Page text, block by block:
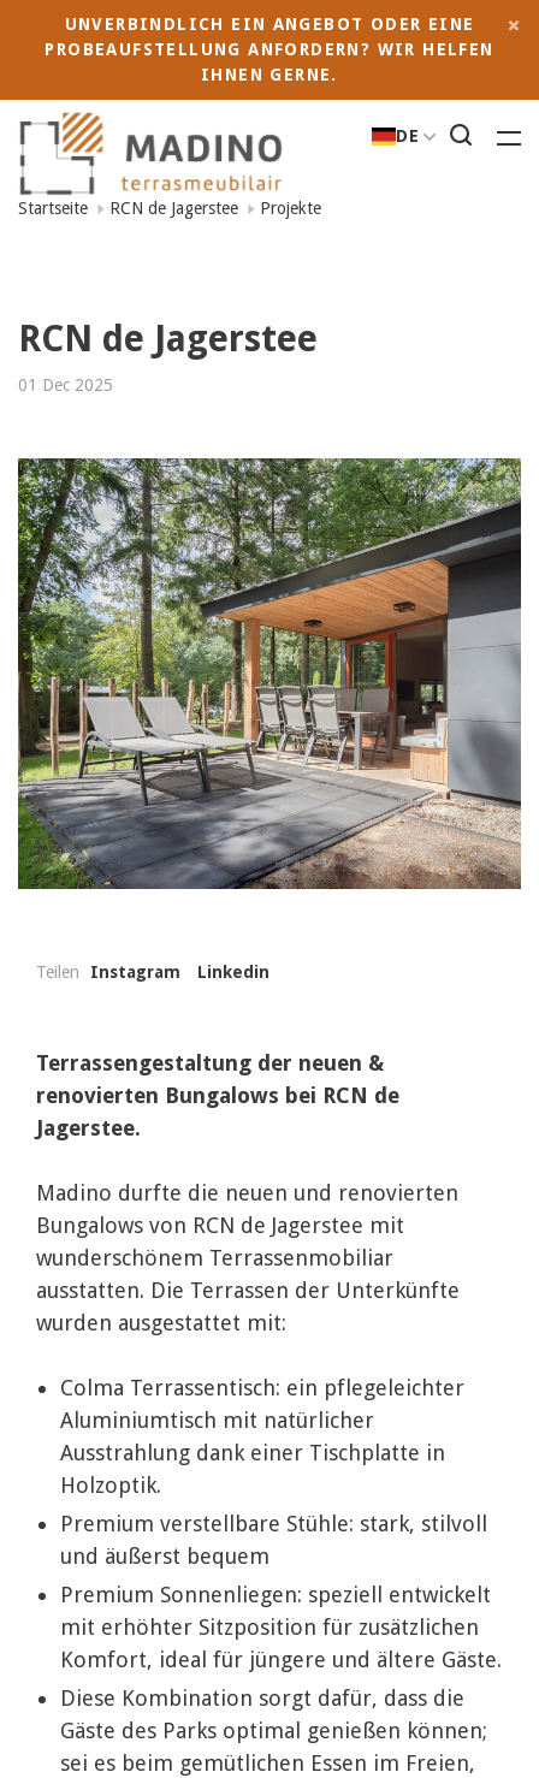
UNVERBINDLICH EIN ANGEBOT ODER EINE
PROBEAUFSTELLUNG ANFORDERN? WIR HELFEN
IHNEN GERNE.
DE
Startseite RCN de Jagerstee Projekte
RCN de Jagerstee
01 Dec 2025
Teilen Instagram Linkedin
Terrassengestaltung der neuen &
renovierten Bungalows bei RCN de
Jagerstee.
Madino durfte die neuen und renovierten
Bungalows von RCN de Jagerstee mit
wunderschönem Terrassenmobiliar
ausstatten. Die Terrassen der Unterkünfte
wurden ausgestattet mit:
Colma Terrassentisch: ein pflegeleichter
Aluminiumtisch mit natürlicher
Ausstrahlung dank einer Tischplatte in
Holzoptik.
Premium verstellbare Stühle: stark, stilvoll
und äußerst bequem
Premium Sonnenliegen: speziell entwickelt
mit erhöhter Sitzposition für zusätzlichen
Komfort, ideal für jüngere und ältere Gäste.
Diese Kombination sorgt dafür, dass die
Gäste des Parks optimal genießen können;
sei es beim gemütlichen Essen im Freien,